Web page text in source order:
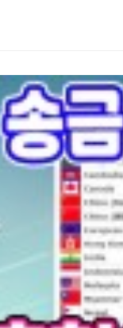
서류 : 질문서(교제 경위
으니 솔직하고 꼼꼼하게
본 한국인 모임
관리자입니다. 일본에
.
현지 은행이나 명동
는 것이 유리한 것으로
서 다양한 송금서비스를
즈, 월드패밀리송금,
신오쿠보 송금업체까지,
정 수수료 할인 쿠폰도
이즈에서 와이즈로 이
사진찍어서 첨부 후,
반 송금업체와 같이 개
인확인)이 필요 없어서